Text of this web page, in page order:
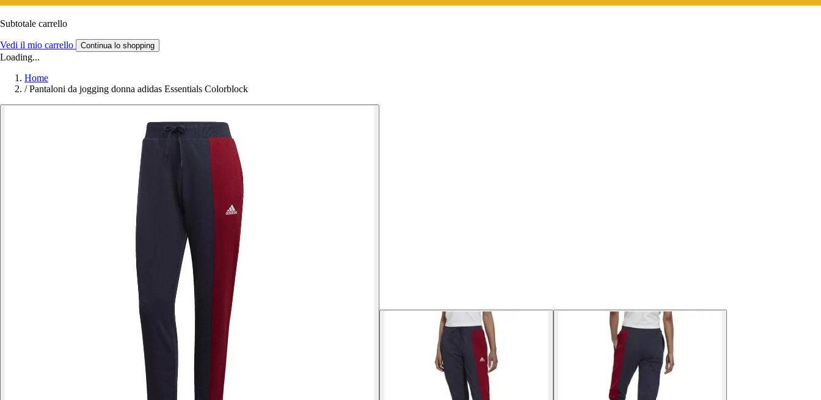
Subtotale carrello
Vedi il mio carrello Continua lo shopping
Loading...
Home
/ Pantaloni da jogging donna adidas Essentials Colorblock